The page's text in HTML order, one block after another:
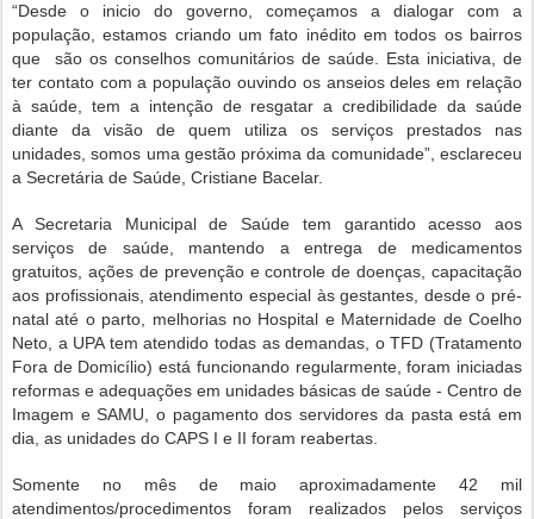
“Desde o inicio do governo, começamos a dialogar com a
população, estamos criando um fato inédito em todos os bairros
que são os conselhos comunitários de saúde. Esta iniciativa, de
ter contato com a população ouvindo os anseios deles em relação
à saúde, tem a intenção de resgatar a credibilidade da saúde
diante da visão de quem utiliza os serviços prestados nas
unidades, somos uma gestão próxima da comunidade”, esclareceu
a Secretária de Saúde, Cristiane Bacelar.
A Secretaria Municipal de Saúde tem garantido acesso aos
serviços de saúde, mantendo a entrega de medicamentos
gratuitos, ações de prevenção e controle de doenças, capacitação
aos profissionais, atendimento especial às gestantes, desde o pré-
natal até o parto, melhorias no Hospital e Maternidade de Coelho
Neto, a UPA tem atendido todas as demandas, o TFD (Tratamento
Fora de Domicílio) está funcionando regularmente, foram iniciadas
reformas e adequações em unidades básicas de saúde - Centro de
Imagem e SAMU, o pagamento dos servidores da pasta está em
dia, as unidades do CAPS I e II foram reabertas.
Somente no mês de maio aproximadamente 42 mil
atendimentos/procedimentos foram realizados pelos serviços